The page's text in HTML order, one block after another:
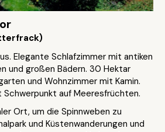
Elegante Schlafzimmer mit antiken
und großen Bädern. 30 Hektar
und Wohnzimmer mit Kamin.
auf Meeresfrüchten.
Ort, um die Spinnweben zu
und Küstenwanderungen und